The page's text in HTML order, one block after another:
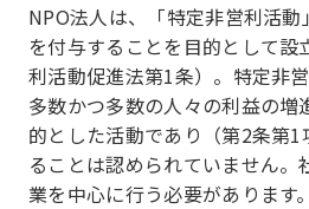
NPO法人は、「特定非営利活
を付与することを目的として設
利活動促進法第1条）。特定非
多数かつ多数の人々の利益の増
的とした活動であり（第2条第
ることは認められていません。
業を中心に行う必要があります。